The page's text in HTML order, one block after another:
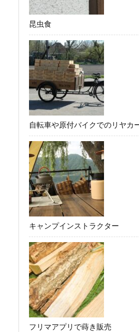
昆虫食
自転車や原付バイクでのリヤカ
キャンプインストラクター
フリマアプリで蒔き販売